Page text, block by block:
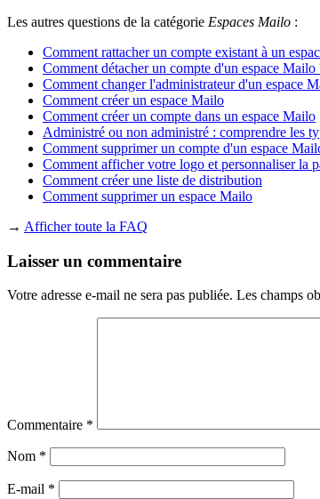
Les autres questions de la catégorie Espaces Mailo :
Comment rattacher un compte existant à un
Comment détacher un compte d'un espace Mailo
Comment changer l'administrateur d'un espace
Comment créer un espace Mailo
Comment créer un compte dans un espace Mailo
Administré ou non administré : comprendre les
Comment supprimer un compte d'un espace
Comment afficher votre logo et personnaliser la
Comment créer une liste de distribution
Comment supprimer un espace Mailo
→ Afficher toute la FAQ
Laisser un commentaire
Votre adresse e-mail ne sera pas publiée. Les champs
Commentaire *
Nom *
E-mail *